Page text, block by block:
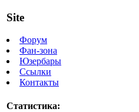
Site
Форум
Фан-зона
Юзербары
Ссылки
Контакты
Статистика: